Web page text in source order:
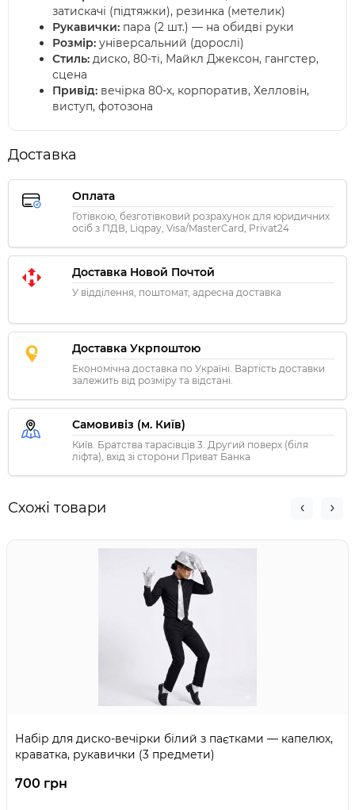
затискачі (підтяжки), резинка (метелик)
Рукавички: пара (2 шт.) — на обидві руки
Розмір: універсальний (дорослі)
Стиль: диско, 80-ті, Майкл Джексон, гангстер,
сцена
Привід: вечірка 80-х, корпоратив, Хелловін,
виступ, фотозона
Доставка
Оплата
Готівкою, безготівковий розрахунок для юридичних
осіб з ПДВ, Liqpay, Visa/MasterCard, Privat24
Доставка Новой Почтой
У відділення, поштомат, адресна доставка
Доставка Укрпоштою
Економічна доставка по Україні. Вартість доставки
залежить від розміру та відстані.
Самовивіз (м. Київ)
Київ. Братства тарасівців 3. Другий поверх (біля
ліфта), вхід зі сторони Приват Банка
Схожі товари
Набір для диско-вечірки білий з паєтками — капелюх,
краватка, рукавички (3 предмети)
700 грн